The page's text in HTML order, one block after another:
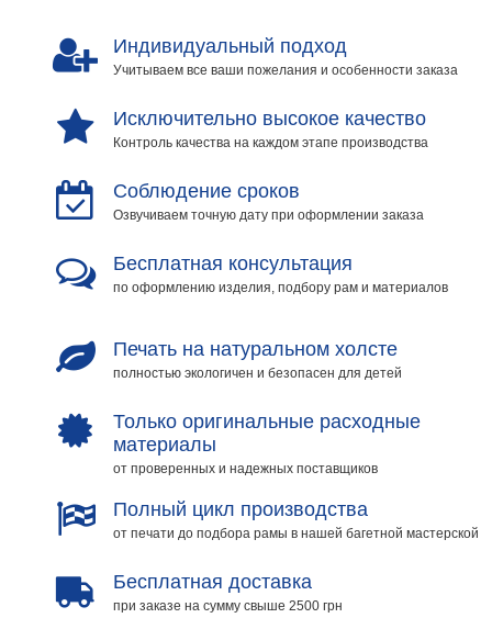
Индивидуальный подход
Учитываем все ваши пожелания и особенности заказа
Исключительно высокое качество
Контроль качества на каждом этапе производства
Соблюдение сроков
Озвучиваем точную дату при оформлении заказа
Бесплатная консультация
по оформлению изделия, подбору рам и материалов
Печать на натуральном холсте
полностью экологичен и безопасен для детей
Только оригинальные расходные
материалы
от проверенных и надежных поставщиков
Полный цикл производства
от печати до подбора рамы в нашей багетной мастерской
Бесплатная доставка
при заказе на сумму свыше 2500 грн